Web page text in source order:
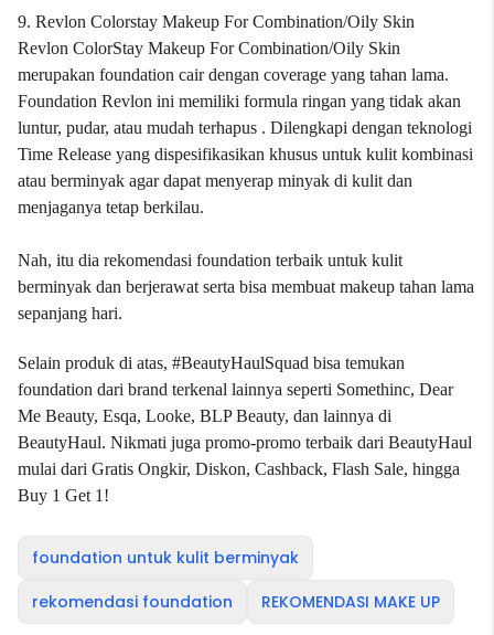
9. Revlon Colorstay Makeup For Combination/Oily Skin
Revlon ColorStay Makeup For Combination/Oily Skin
merupakan foundation cair dengan coverage yang tahan lama.
Foundation Revlon ini memiliki formula ringan yang tidak akan
luntur, pudar, atau mudah terhapus . Dilengkapi dengan teknologi
Time Release yang dispesifikasikan khusus untuk kulit kombinasi
atau berminyak agar dapat menyerap minyak di kulit dan
menjaganya tetap berkilau.
Nah, itu dia rekomendasi foundation terbaik untuk kulit
berminyak dan berjerawat serta bisa membuat makeup tahan lama
sepanjang hari.
Selain produk di atas, #BeautyHaulSquad bisa temukan
foundation dari brand terkenal lainnya seperti Somethinc, Dear
Me Beauty, Esqa, Looke, BLP Beauty, dan lainnya di
BeautyHaul. Nikmati juga promo-promo terbaik dari BeautyHaul
mulai dari Gratis Ongkir, Diskon, Cashback, Flash Sale, hingga
Buy 1 Get 1!
foundation untuk kulit berminyak
rekomendasi foundation
REKOMENDASI MAKE UP